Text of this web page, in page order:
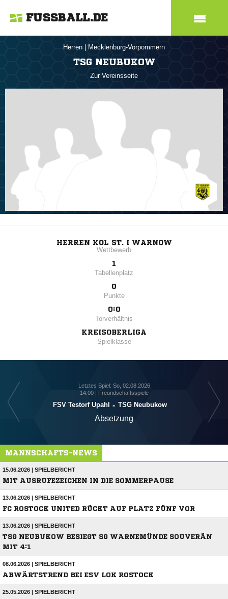
FUSSBALL.DE
Herren Mecklenburg-Vorpommern
TSG NEUBUKOW
Zur Vereinsseite
HERREN KOL ST. I WARNOW
Wettbewerb
1
Tabellenplatz
0
Punkte
0:0
Torverhältnis
KREISOBERLIGA
Spielklasse
Letztes Spiel: So, 02.08.2026
14:00 | Freundschaftsspiele
FSV Testorf Upahl - TSG Neubukow
Absetzung
MANNSCHAFTS-NEWS
15.06.2026 | SPIELBERICHT
MIT AUSRUFEZEICHEN IN DIE SOMMERPAUSE
13.06.2026 | SPIELBERICHT
FC ROSTOCK UNITED RÜCKT AUF PLATZ FÜNF VOR
13.06.2026 | SPIELBERICHT
TSG NEUBUKOW BESIEGT SG WARNEMÜNDE SOUVERÄN
MIT 4:1
08.06.2026 | SPIELBERICHT
ABWÄRTSTREND BEI ESV LOK ROSTOCK
25.05.2026 | SPIELBERICHT